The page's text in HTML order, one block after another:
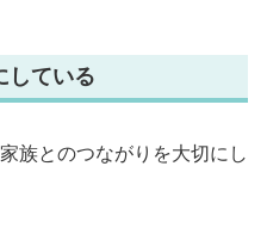
している
族とのつながりを大切にし